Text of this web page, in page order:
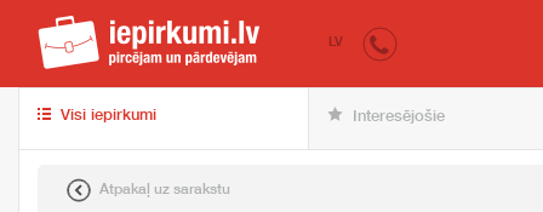
iepirkumi.lv
LV
Visi iepirkumi Interesējošie
Atpakaļ uz sarakstu